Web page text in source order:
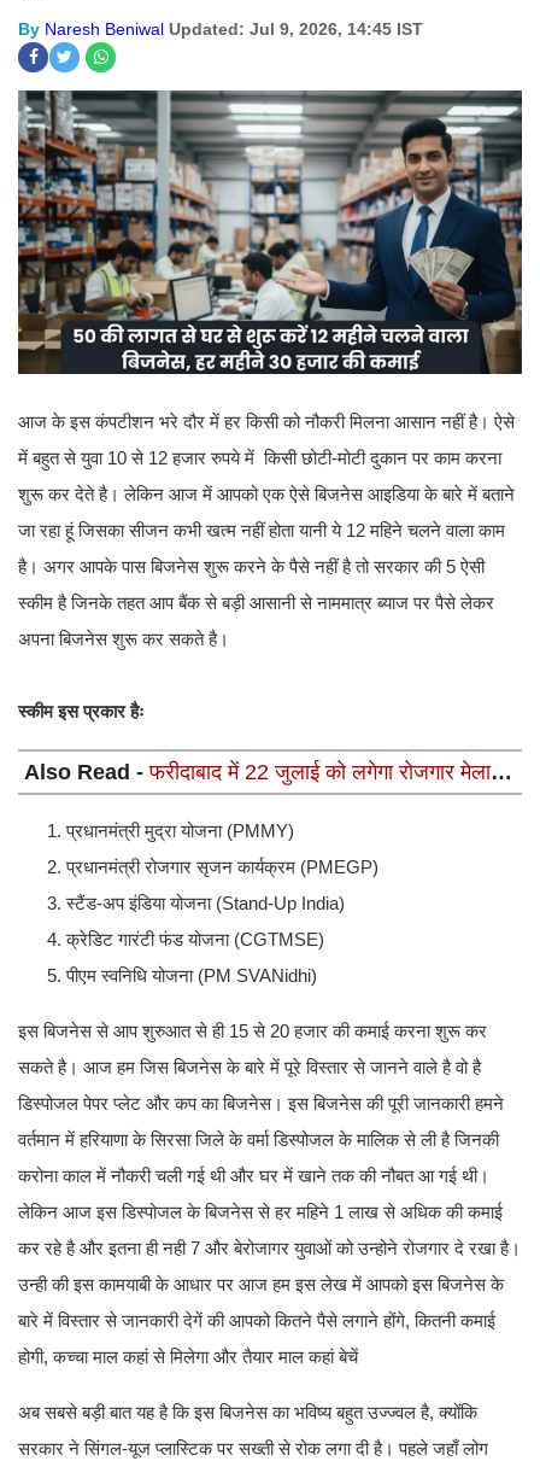
By Naresh Beniwal Updated: Jul 9, 2026, 14:45 IST
आज के इस कंपटीशन भरे दौर में हर किसी को नौकरी मिलना आसान नहीं है। ऐसे
में बहुत से युवा 10 से 12 हजार रुपये में किसी छोटी-मोटी दुकान पर काम करना
शुरू कर देते है। लेकिन आज में आपको एक ऐसे बिजनेस आइडिया के बारे में बताने
जा रहा हूं जिसका सीजन कभी खत्म नहीं होता यानी ये 12 महिने चलने वाला काम
है। अगर आपके पास बिजनेस शुरू करने के पैसे नहीं है तो सरकार की 5 ऐसी
स्कीम है जिनके तहत आप बैंक से बड़ी आसानी से नाममात्र ब्याज पर पैसे लेकर
अपना बिजनेस शुरू कर सकते है।
स्कीम इस प्रकार हैः
Also Read -फरीदाबाद में 22 जुलाई को लगेगा रोजगार मेला, ये
9 बड़ी कंपनियां देगी बिना परीक्षा नौकरी
प्रधानमंत्री मुद्रा योजना (PMMY)
प्रधानमंत्री रोजगार सृजन कार्यक्रम (PMEGP)
स्टैंड-अप इंडिया योजना (Stand-Up India)
क्रेडिट गारंटी फंड योजना (CGTMSE)
पीएम स्वनिधि योजना (PM SVANidhi)
इस बिजनेस से आप शुरुआत से ही 15 से 20 हजार की कमाई करना शुरू कर
सकते है। आज हम जिस बिजनेस के बारे में पूरे विस्तार से जानने वाले है वो है
डिस्पोजल पेपर प्लेट और कप का बिजनेस। इस बिजनेस की पूरी जानकारी हमने
वर्तमान में हरियाणा के सिरसा जिले के वर्मा डिस्पोजल के मालिक से ली है जिनकी
करोना काल में नौकरी चली गई थी और घर में खाने तक की नौबत आ गई थी।
लेकिन आज इस डिस्पोजल के बिजनेस से हर महिने 1 लाख से अधिक की कमाई
कर रहे है और इतना ही नही 7 और बेरोजागर युवाओं को उन्होने रोजगार दे रखा है।
उन्ही की इस कामयाबी के आधार पर आज हम इस लेख में आपको इस बिजनेस के
बारे में विस्तार से जानकारी देगें की आपको कितने पैसे लगाने होंगे, कितनी कमाई
होगी, कच्चा माल कहां से मिलेगा और तैयार माल कहां बेचें
अब सबसे बड़ी बात यह है कि इस बिजनेस का भविष्य बहुत उज्ज्वल है, क्योंकि
सरकार ने सिंगल-यूज प्लास्टिक पर सख्ती से रोक लगा दी है। पहले जहाँ लोग